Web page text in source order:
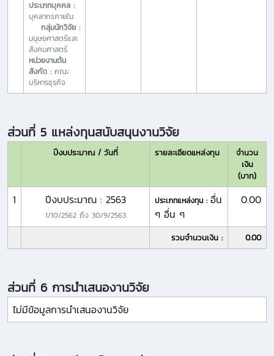
ประเภทบุคคล :
บุคลากรภายใน
กลุ่มนักวิจัย :
มนุษยศาสตร์และ
สังคมศาสตร์
หน่วยงานต้น
สังกัด : คณะ
บริหารธุรกิจ
ส่วนที่ 5 แหล่งทุนสนับสนุนงานวิจัย
ปีงบประมาณ / วันที่ รายละเอียดแหล่งทุน
จำนวน
เงิน
(บาท)
1 ปีงบประมาณ : 2563
1/10/2562ถึง 30/9/2563
ประเภทแหล่งทุน : อื่น
ๆ อื่น ๆ
0.00
รวมจำนวนเงิน : 0.00
ส่วนที่ 6 การนำเสนองานวิจัย
ไม่มีข้อมูลการนำเสนองานวิจัย